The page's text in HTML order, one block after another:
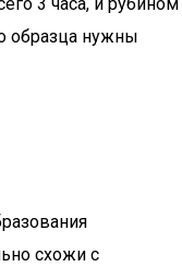
образца нужны
схожи с